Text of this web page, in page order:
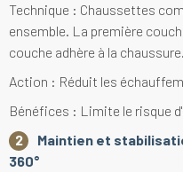
Technique : Chaussettes
ensemble. La première
couche adhère à la chaussure.
Action : Réduit les
Bénéfices : Limite le risque
Maintien et
360°